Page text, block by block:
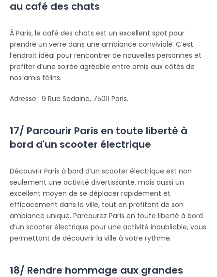
au café des chats
À Paris, le café des chats est un excellent spot pour
prendre un verre dans une ambiance conviviale. C’est
l’endroit idéal pour rencontrer de nouvelles personnes et
profiter d’une soirée agréable entre amis aux côtés de
nos amis félins.
Adresse : 9 Rue Sedaine, 75011 Paris.
17/ Parcourir Paris en toute liberté à
bord d'un scooter électrique
Découvrir Paris à bord d’un scooter électrique est non
seulement une activité divertissante, mais aussi un
excellent moyen de se déplacer rapidement et
efficacement dans la ville, tout en profitant de son
ambiance unique. Parcourez Paris en toute liberté à bord
d’un scooter électrique pour une activité inoubliable, vous
permettant de découvrir la ville à votre rythme.
18/ Rendre hommage aux grandes